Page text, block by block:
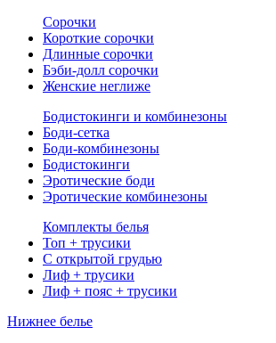
Сорочки
Короткие сорочки
Длинные сорочки
Бэби-долл сорочки
Женские неглиже
Бодистокинги и комбинезоны
Боди-сетка
Боди-комбинезоны
Бодистокинги
Эротические боди
Эротические комбинезоны
Комплекты белья
Топ + трусики
С открытой грудью
Лиф + трусики
Лиф + пояс + трусики
Нижнее белье